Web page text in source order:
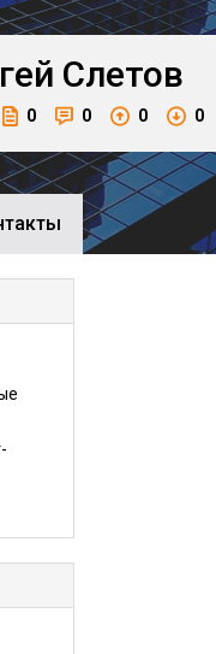
Слетов
0 0 0 0